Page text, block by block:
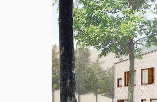
Leerlingen
Aanmelden